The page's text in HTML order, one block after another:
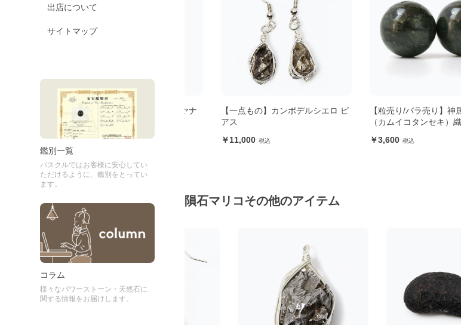
出店について
サイトマップ
鑑別一覧
パスクルではお客様に安心してい
ただけるように、鑑別をとってい
ます。
コラム
様々なパワーストーン・天然石に
関する情報をお届けします。
【一点もの】ネパール産カイヤナ
イト ピアス
36,300
【一点もの】カンポデルシエロ ピ
【粒売り/バラ売り】神居古潭石
（カムイコタンセキ）織部 12mm
隕石マリコその他のアイテム